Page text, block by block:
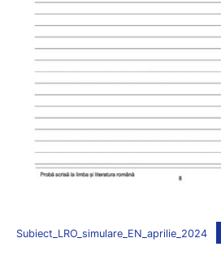
Subiect_LRO_simulare_EN_aprilie_2024